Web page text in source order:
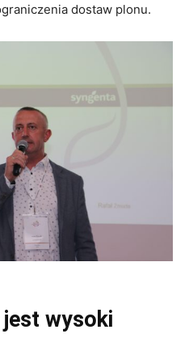
dostaw plonu.
jest wysoki